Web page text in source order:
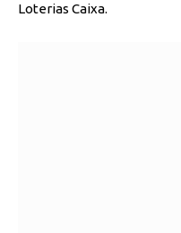
Loterias Caixa.